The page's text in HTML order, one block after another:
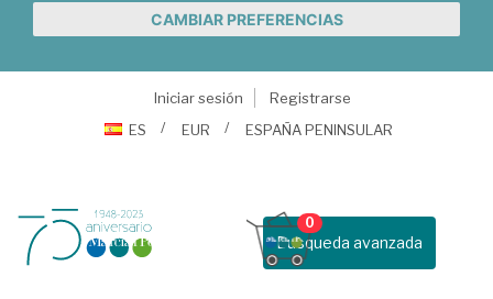
CAMBIAR PREFERENCIAS
Iniciar sesión
Registrarse
ES
EUR ESPAÑA PENINSULAR
Busqueda avanzada
0